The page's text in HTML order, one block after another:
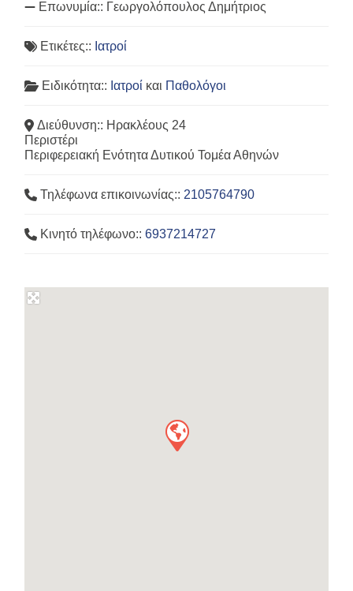
Επωνυμία:: Γεωργολόπουλος Δημήτριος
Ετικέτες:: Ιατροί
Ειδικότητα:: Ιατροί και Παθολόγοι
Διεύθυνση:: Ηρακλέους 24
Περιστέρι
Περιφερειακή Ενότητα Δυτικού Τομέα Αθηνών
Τηλέφωνα επικοινωνίας:: 2105764790
Κινητό τηλέφωνο::6937214727